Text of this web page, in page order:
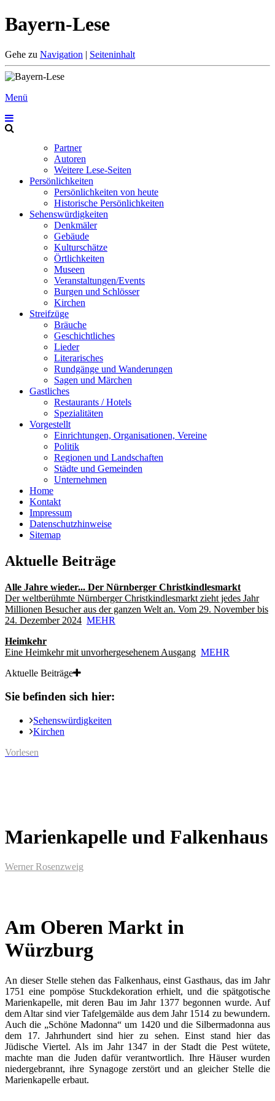
Bayern-Lese
Gehe zu Navigation | Seiteninhalt
Menü
Partner
Autoren
Weitere Lese-Seiten
Persönlichkeiten
Persönlichkeiten von heute
Historische Persönlichkeiten
Sehenswürdigkeiten
Denkmäler
Gebäude
Kulturschätze
Örtlichkeiten
Museen
Veranstaltungen/Events
Burgen und Schlösser
Kirchen
Streifzüge
Bräuche
Geschichtliches
Lieder
Literarisches
Rundgänge und Wanderungen
Sagen und Märchen
Gastliches
Restaurants / Hotels
Spezialitäten
Vorgestellt
Einrichtungen, Organisationen, Vereine
Politik
Regionen und Landschaften
Städte und Gemeinden
Unternehmen
Home
Kontakt
Impressum
Datenschutzhinweise
Sitemap
Aktuelle Beiträge
Alle Jahre wieder... Der Nürnberger Christkindlesmarkt
Der weltberühmte Nürnberger Christkindlesmarkt zieht jedes Jahr
Millionen Besucher aus der ganzen Welt an. Vom 29. November bis
24. Dezember 2024 MEHR
Heimkehr
Eine Heimkehr mit unvorhergesehenem Ausgang MEHR
Aktuelle Beiträge
Sie befinden sich hier:
Sehenswürdigkeiten
Kirchen
Vorlesen
Marienkapelle und Falkenhaus
Werner Rosenzweig
Am Oberen Markt in
Würzburg
An dieser Stelle stehen das Falkenhaus, einst Gasthaus, das im Jahr
1751 eine pompöse Stuckdekoration erhielt, und die spätgotische
Marienkapelle, mit deren Bau im Jahr 1377 begonnen wurde. Auf
dem Altar sind vier Tafelgemälde aus dem Jahr 1514 zu bewundern.
Auch die „Schöne Madonna“ um 1420 und die Silbermadonna aus
dem 17. Jahrhundert sind hier zu sehen. Einst stand hier das
Jüdische Viertel. Als im Jahr 1347 in der Stadt die Pest wütete,
machte man die Juden dafür verantwortlich. Ihre Häuser wurden
niedergebrannt, ihre Synagoge zerstört und an gleicher Stelle die
Marienkapelle erbaut.